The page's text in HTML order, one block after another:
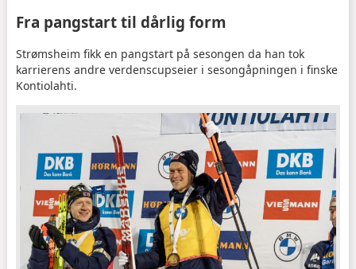
Fra pangstart til dårlig form
Strømsheim fikk en pangstart på sesongen da han tok
karrierens andre verdenscupseier i sesongåpningen i finske
Kontiolahti.